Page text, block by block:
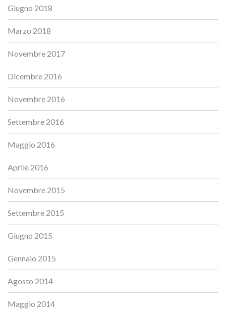
Giugno 2018
Marzo 2018
Novembre 2017
Dicembre 2016
Novembre 2016
Settembre 2016
Maggio 2016
Aprile 2016
Novembre 2015
Settembre 2015
Giugno 2015
Gennaio 2015
Agosto 2014
Maggio 2014